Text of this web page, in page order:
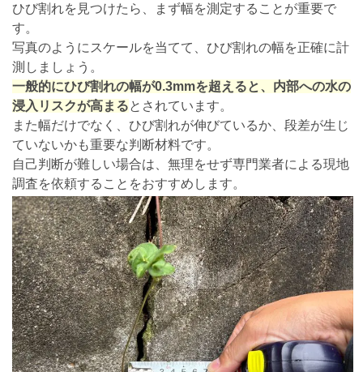
ひび割れを見つけたら、まず幅を測定することが重要で
す。
写真のようにスケールを当てて、ひび割れの幅を正確に計
測しましょう。
一般的にひび割れの幅が0.3mmを超えると、内部への水の
浸入リスクが高まるとされています。
また幅だけでなく、ひび割れが伸びているか、段差が生じ
ていないかも重要な判断材料です。
自己判断が難しい場合は、無理をせず専門業者による現地
調査を依頼することをおすすめします。